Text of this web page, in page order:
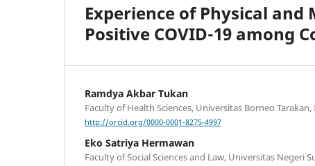
Experience of Physical
Positive COVID-19 among
Ramdya Akbar Tukan
Faculty of Health Sciences, Universitas Borneo
http://orcid.org/0000-0001-8275-4997
Eko Satriya Hermawan
Faculty of Social Sciences and Law, Universitas Negeri